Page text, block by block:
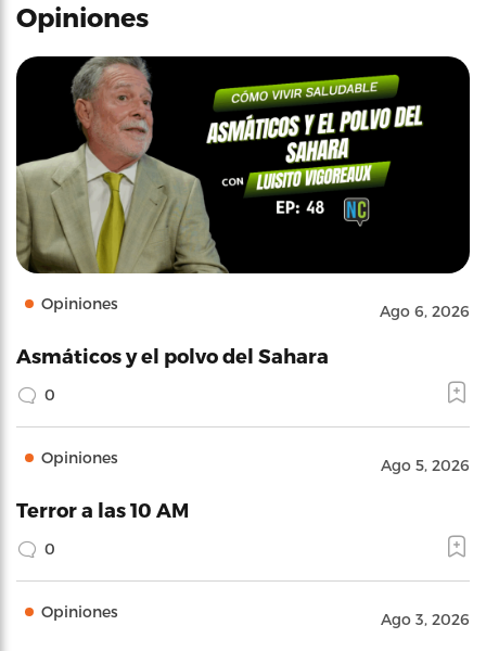
Opiniones
Opiniones Ago 6, 2026
Asmáticos y el polvo del Sahara
0
Opiniones Ago 5, 2026
Terror a las 10 AM
0
Opiniones Ago 3, 2026